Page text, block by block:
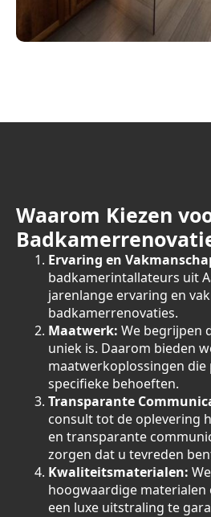
Waarom Kiezen
Ervaring en
badkamerintallateurs uit
jarenlange ervaring en
badkamerrenovaties.
Maatwerk: We begrijpen
uniek is. Daarom bieden
maatwerkoplossingen die
specifieke behoeften.
Transparante
consult tot de oplevering
en transparante
zorgen dat u tevreden
Kwaliteitsmaterialen:
hoogwaardige
een luxe uitstraling te